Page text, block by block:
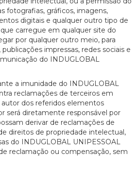
fotografias, gráficos, imagens,
digitais e qualquer outro tipo de
carregue em qualquer site do
por qualquer outro meio, para
impressas, redes sociais e
do INDUGLOBAL
a imunidade do INDUGLOBAL
reclamações de terceiros em
autor dos referidos elementos
será diretamente responsável por
derivar de reclamações de
direitos de propriedade intelectual,
do INDUGLOBAL UNIPESSOAL
reclamação ou compensação, sem